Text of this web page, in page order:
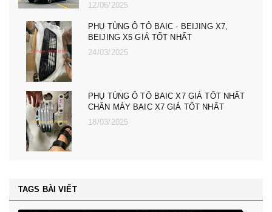
23/02/2025
PHỤ TÙNG Ô TÔ MG ZS, MG 5, MG RX5,
MG HS GIÁ TỐT NHẤT - CÀNG A, ROTUY
LÁI NGOÀI MG RX5, ZS, MG MG 5
PHỤ TÙNG Ô TÔ MG ZS, MG 5, MG RX5,
MG HS GIÁ TỐT NHẤT - ĐÈN PHA MG RX5,
ZS, MG MG 5
TAGS BÀI VIẾT